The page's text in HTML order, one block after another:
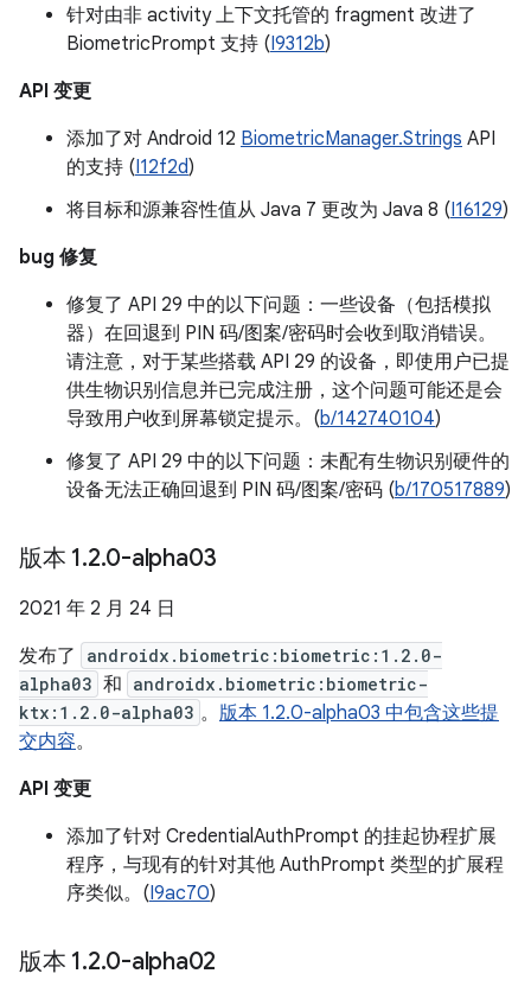
针对由非 activity 上下文托管的 fragment 改进了
BiometricPrompt 支持 (I9312b)
API 变更
添加了对 Android 12 BiometricManager.Strings API
的支持 (I12f2d)
将目标和源兼容性值从 Java 7 更改为 Java 8 (I16129)
bug 修复
修复了 API 29 中的以下问题：一些设备（包括模拟
器）在回退到 PIN 码/图案/密码时会收到取消错误。
请注意，对于某些搭载 API 29 的设备，即使用户已提
供生物识别信息并已完成注册，这个问题可能还是会
导致用户收到屏幕锁定提示。(b/142740104)
修复了 API 29 中的以下问题：未配有生物识别硬件的
设备无法正确回退到 PIN 码/图案/密码 (b/170517889)
版本 1.2.0-alpha03
2021 年 2 月 24 日
发布了
androidx.biometric:biometric:1.2.0-
alpha03 和 androidx.biometric:biometric-
ktx:1.2.0-alpha03 。 版本 1.2.0-alpha03 中包含这些提
交内容。
API 变更
添加了针对 CredentialAuthPrompt 的挂起协程扩展
程序，与现有的针对其他 AuthPrompt 类型的扩展程
序类似。(I9ac70)
版本 1.2.0-alpha02